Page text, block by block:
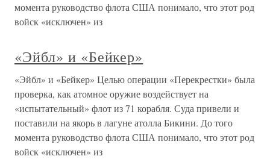
момента руководство флота США понимало, что этот род
войск «исключен» из
«Эйбл» и «Бейкер»
«Эйбл» и «Бейкер» Целью операции «Перекрестки» была
проверка, как атомное оружие воздействует на
«испытательный» флот из 71 корабля. Суда привели и
поставили на якорь в лагуне атолла Бикини. До того
момента руководство флота США понимало, что этот род
войск «исключен» из